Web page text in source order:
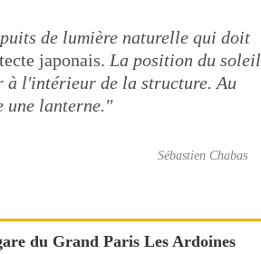
de lumière naturelle qui doit
japonais. La position du soleil
à l'intérieur de la structure. Au
une lanterne."
Sébastien Chabas
du Grand Paris Les Ardoines